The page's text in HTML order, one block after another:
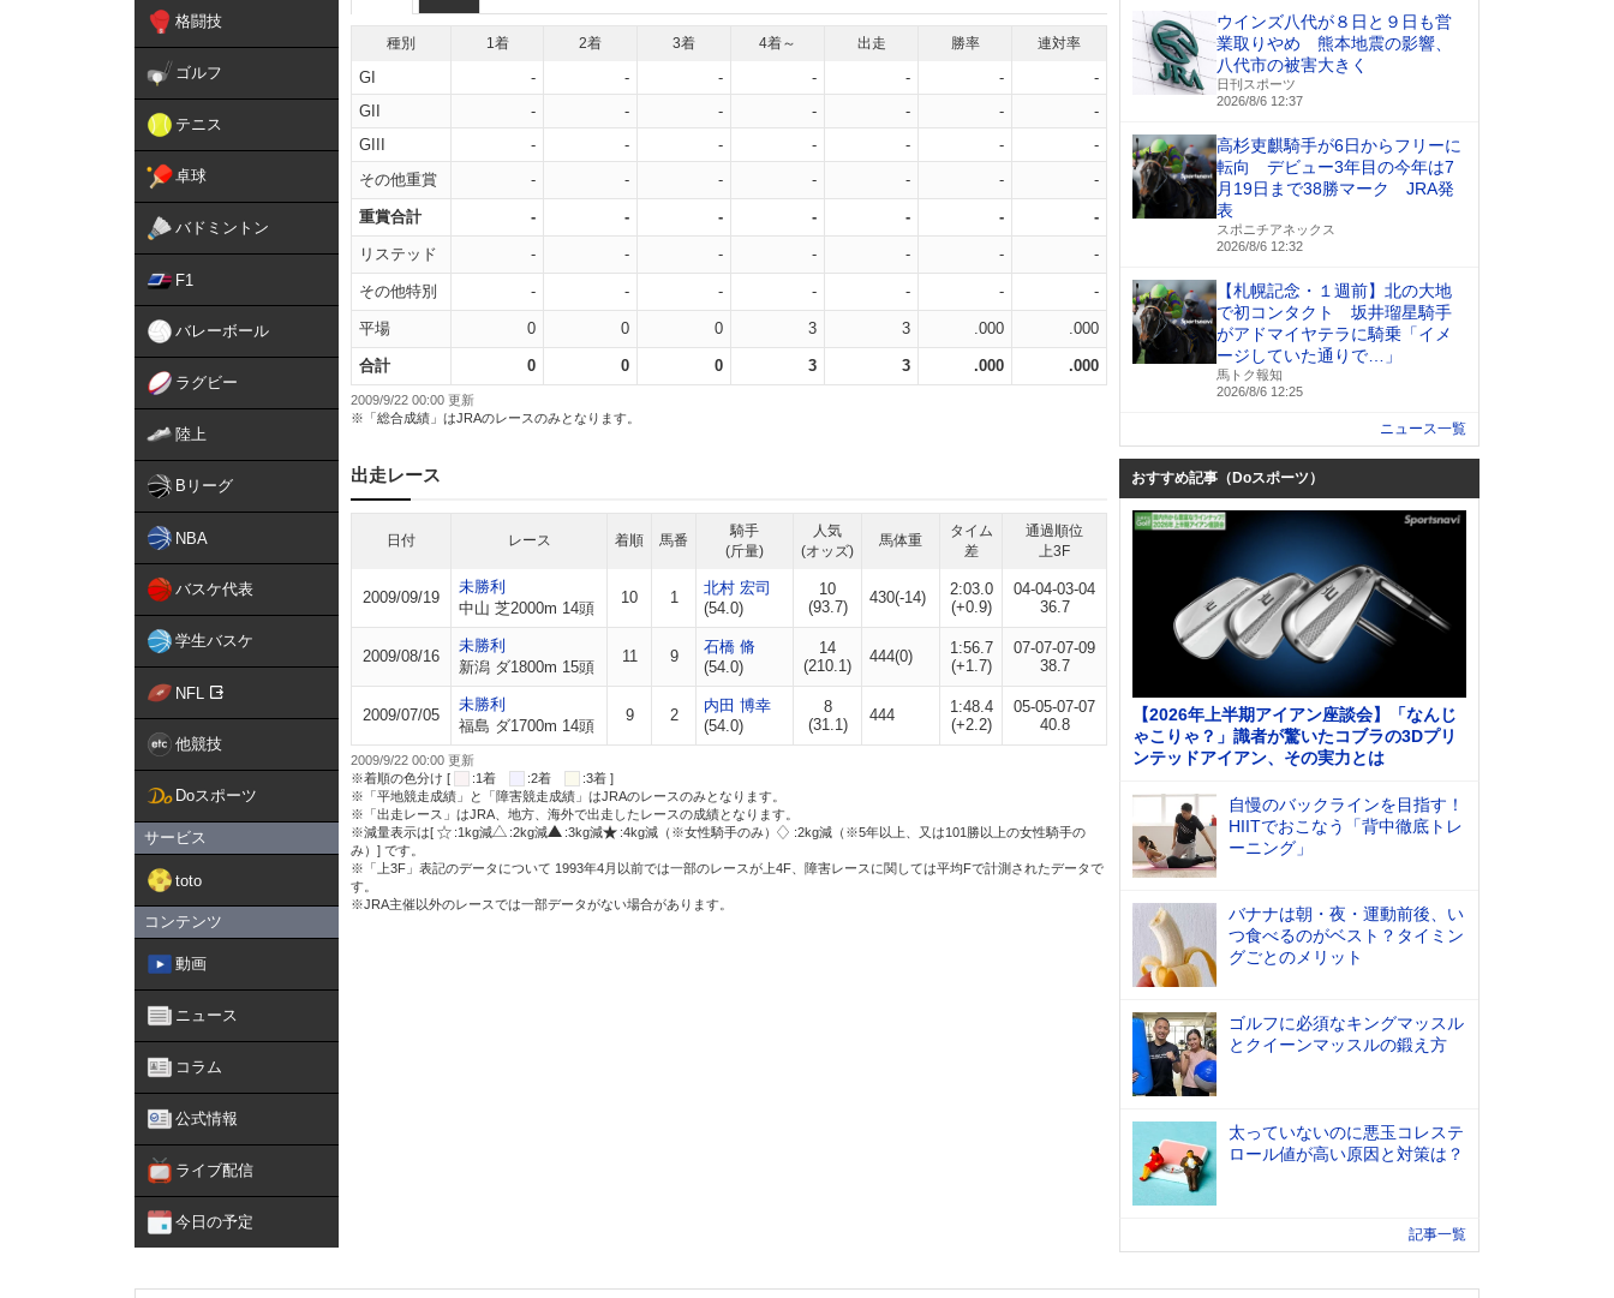
格闘技
ゴルフ
テニス
卓球
バドミントン
F1
バレーボール
ラグビー
陸上
Bリーグ
NBA
バスケ代表
学生バスケ
NFL
他競技
Doスポーツ
サービス
toto
コンテンツ
動画
ニュース
コラム
公式情報
ライブ配信
今日の予定
種別 1着 2着 3着 4着～ 出走 勝率 連対率
GI - - - - - -
-
GII
- - - - - -
-
GIII
- - - - - -
-
その他重賞
- - - - - - -
重賞合計 - - - - - - -
リステッド - - - - - - -
その他特別 - - - - - - -
平場 0 0 0 3 3 .000 .000
合計 0 0 0 3 3 .000 .000
2009/9/22 00:00 更新
※「総合成績」はJRAのレースのみとなります。
出走レース
日付 レース 着順 馬番
騎手
(斤量)
人気
(オッズ)
馬体重
タイム
差
通過順位
上3F
2009/09/19
未勝利
中山 芝2000m 14頭
10 1
北村 宏司
(54.0)
10
(93.7)
430(-14)
2:03.0
(+0.9)
04-04-03-04
36.7
2009/08/16
未勝利
新潟 ダ1800m 15頭
11 9
石橋 脩
(54.0)
14
(210.1)
444(0)
1:56.7
(+1.7)
07-07-07-09
38.7
2009/07/05
未勝利
福島 ダ1700m 14頭
9 2
内田 博幸
(54.0)
8
(31.1)
444
1:48.4
(+2.2)
05-05-07-07
40.8
2009/9/22 00:00 更新
※着順の色分け [
:1着 :2着
:3着 ]
※「平地競走成績」と「障害競走成績」はJRAのレースのみとなります。
※「出走レース」はJRA、地方、海外で出走したレースの成績となります。
※減量表示は[
:1kg減 :2kg減 :3kg減 :4kg減（※女性騎手のみ）
:2kg減（※5年以上、又は101勝以上の女性騎手の
み）] です。
※「上3F」表記のデータについて 1993年4月以前では一部のレースが上4F、障害レースに関しては平均Fで計測されたデータで
す。
※JRA主催以外のレースでは一部データがない場合があります。
ウインズ八代が８日と９日も営
業取りやめ 熊本地震の影響、
八代市の被害大きく
日刊スポーツ
2026/8/6 12:37
高杉吏麒騎手が6日からフリーに
転向 デビュー3年目の今年は7
月19日まで38勝マーク JRA発
表
スポニチアネックス
2026/8/6 12:32
【札幌記念・１週前】北の大地
で初コンタクト 坂井瑠星騎手
がアドマイヤテラに騎乗「イメ
ージしていた通りで…」
馬トク報知
2026/8/6 12:25
ニュース一覧
おすすめ記事（Doスポーツ）
【2026年上半期アイアン座談会】「なんじ
ゃこりゃ？」識者が驚いたコブラの3Dプリ
ンテッドアイアン、その実力とは
自慢のバックラインを目指す！
HIITでおこなう「背中徹底トレ
ーニング」
バナナは朝・夜・運動前後、い
つ食べるのがベスト？タイミン
グごとのメリット
ゴルフに必須なキングマッスル
とクイーンマッスルの鍛え方
太っていないのに悪玉コレステ
ロール値が高い原因と対策は？
記事一覧